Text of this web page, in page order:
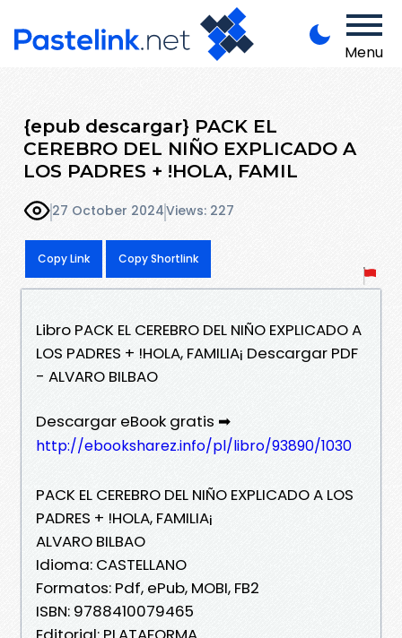
Menu
{epub descargar} PACK EL
CEREBRO DEL NIÑO EXPLICADO A
LOS PADRES + !HOLA, FAMIL
27 October 2024Views: 227
Copy Link Copy Shortlink
Libro PACK EL CEREBRO DEL NIÑO EXPLICADO A
LOS PADRES + !HOLA, FAMILIA¡ Descargar PDF
- ALVARO BILBAO
Descargar eBook gratis ➡
http://ebooksharez.info/pl/libro/93890/1030
PACK EL CEREBRO DEL NIÑO EXPLICADO A LOS
PADRES + !HOLA, FAMILIA¡
ALVARO BILBAO
Idioma: CASTELLANO
Formatos: Pdf, ePub, MOBI, FB2
ISBN: 9788410079465